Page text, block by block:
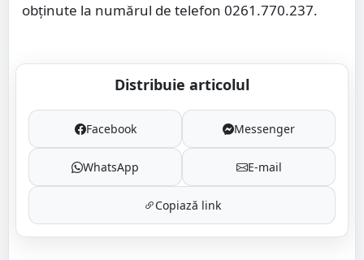
obținute la numărul de telefon 0261.770.237.
Distribuie articolul
Facebook Messenger
WhatsApp E-mail
Copiază link